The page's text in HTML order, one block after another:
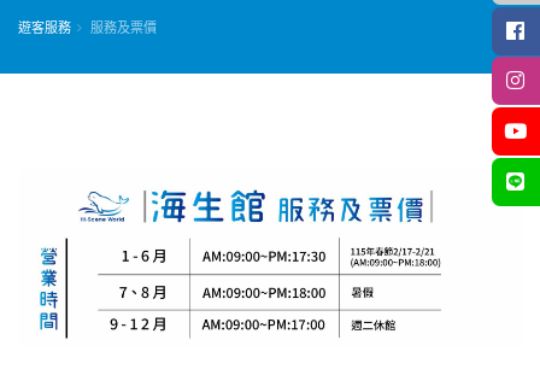
遊客服務 服務及票價